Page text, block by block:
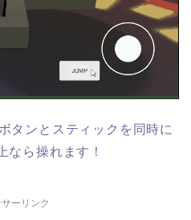
タンとスティックを同時に
なら操れます！
ーリンク